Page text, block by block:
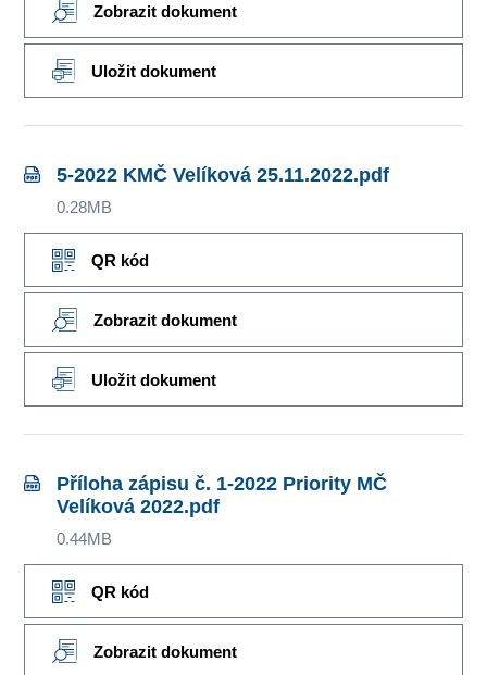
Zobrazit dokument
Uložit dokument
5-2022 KMČ Velíková 25.11.2022.pdf
0.28MB
QR kód
Zobrazit dokument
Uložit dokument
Příloha zápisu č. 1-2022 Priority MČ
Velíková 2022.pdf
0.44MB
QR kód
Zobrazit dokument